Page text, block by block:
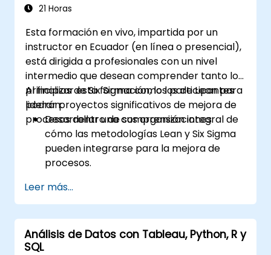
de Lean Six Sigma que los Cinturones
mejora de procesos, como 5S, Kaizen y
mapeo de procesos.
21 Horas
Esta formación en vivo, impartida por un
instructor en Ecuador (en línea o presencial),
está dirigida a profesionales con un nivel
intermedio que desean comprender tanto los
principios de Six Sigma como los de Lean para
liderar proyectos significativos de mejora de
procesos dentro de sus organizaciones.
Al finalizar esta formación, los participantes
podrán:
Desarrollar una comprensión integral de
cómo las metodologías Lean y Six Sigma
pueden integrarse para la mejora de
procesos.
habilidades de aplicación en las fases de
Definir, Medir, Analizar, Mejorar y
Controlar.
Aplicar herramientas estadísticas
Leer más...
Análisis de Datos con Tableau, Python, R y
SQL